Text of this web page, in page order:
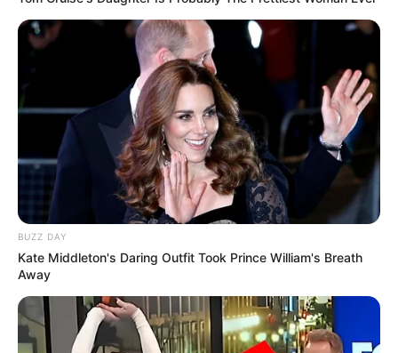
BUZZ DAY
Kate Middleton's Daring Outfit Took Prince William's Breath
Away